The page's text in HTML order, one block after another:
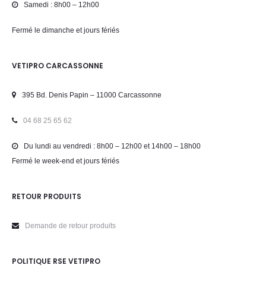
Samedi : 8h00 – 12h00
Fermé le dimanche et jours fériés
VETIPRO CARCASSONNE
395 Bd. Denis Papin – 11000 Carcassonne
04 68 25 65 62
Du lundi au vendredi : 8h00 – 12h00 et 14h00 – 18h00
Fermé le week-end et jours fériés
RETOUR PRODUITS
Demande de retour produits
POLITIQUE RSE VETIPRO